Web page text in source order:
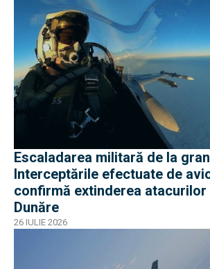
Escaladarea militară de la
Interceptările efectuate de
confirmă extinderea atacurilor
Dunăre
26 IULIE 2026